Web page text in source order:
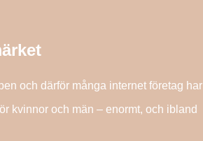
och därför många internet företag har
kvinnor och män – enormt, och ibland